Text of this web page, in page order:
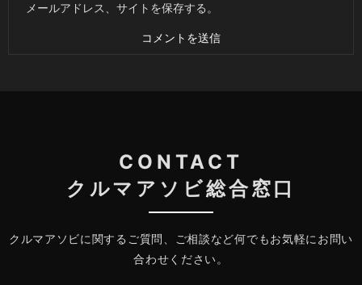
メールアドレス、サイトを保存する。
CONTACT
クルマアソビ総合窓口
クルマアソビに関するご質問、ご相談など何でもお気軽にお問い
合わせください。